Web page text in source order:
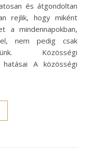
és átgondoltan
rejlik, hogy miként
a mindennapokban,
nem pedig csak
Közösségi
A közösségi